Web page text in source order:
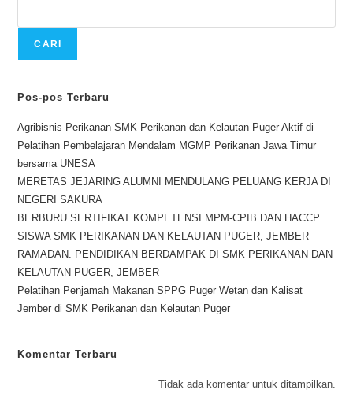
CARI
Pos-pos Terbaru
Agribisnis Perikanan SMK Perikanan dan Kelautan Puger Aktif di
Pelatihan Pembelajaran Mendalam MGMP Perikanan Jawa Timur
bersama UNESA
MERETAS JEJARING ALUMNI MENDULANG PELUANG KERJA DI
NEGERI SAKURA
BERBURU SERTIFIKAT KOMPETENSI MPM-CPIB DAN HACCP
SISWA SMK PERIKANAN DAN KELAUTAN PUGER, JEMBER
RAMADAN. PENDIDIKAN BERDAMPAK DI SMK PERIKANAN DAN
KELAUTAN PUGER, JEMBER
Pelatihan Penjamah Makanan SPPG Puger Wetan dan Kalisat
Jember di SMK Perikanan dan Kelautan Puger
Komentar Terbaru
Tidak ada komentar untuk ditampilkan.